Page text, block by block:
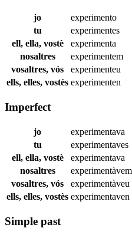
jo
experimento
tu
experimentes
ell, ella, vostè
experimenta
nosaltres
experimentem
vosaltres, vós
experimenteu
ells, elles, vostès experimenten
Imperfect
jo
experimentava
tu
experimentaves
ell, ella, vostè
experimentava
nosaltres
experimentàvem
vosaltres, vós
experimentàveu
ells, elles, vostès experimentaven
Simple past